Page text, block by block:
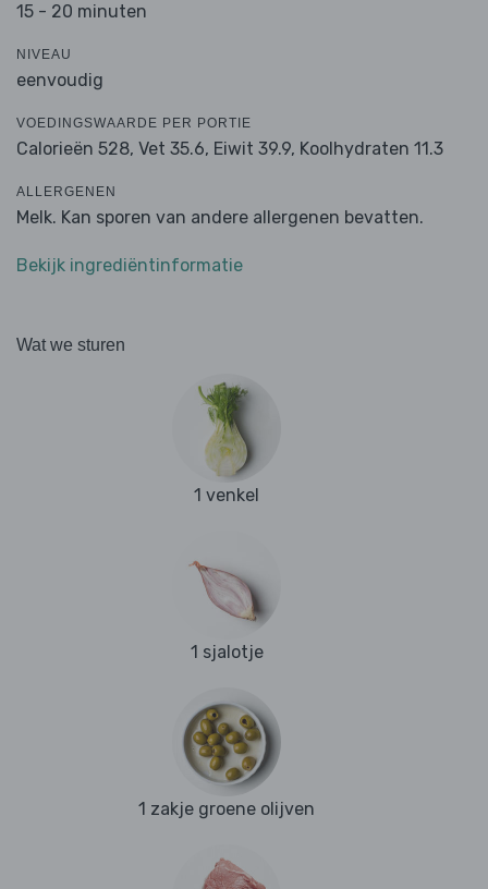
15 - 20 minuten
NIVEAU
eenvoudig
VOEDINGSWAARDE PER PORTIE
Calorieën 528, Vet 35.6, Eiwit 39.9, Koolhydraten 11.3
ALLERGENEN
Melk. Kan sporen van andere allergenen bevatten.
Bekijk ingrediëntinformatie
Wat we sturen
1 venkel
1 sjalotje
1 zakje groene olijven